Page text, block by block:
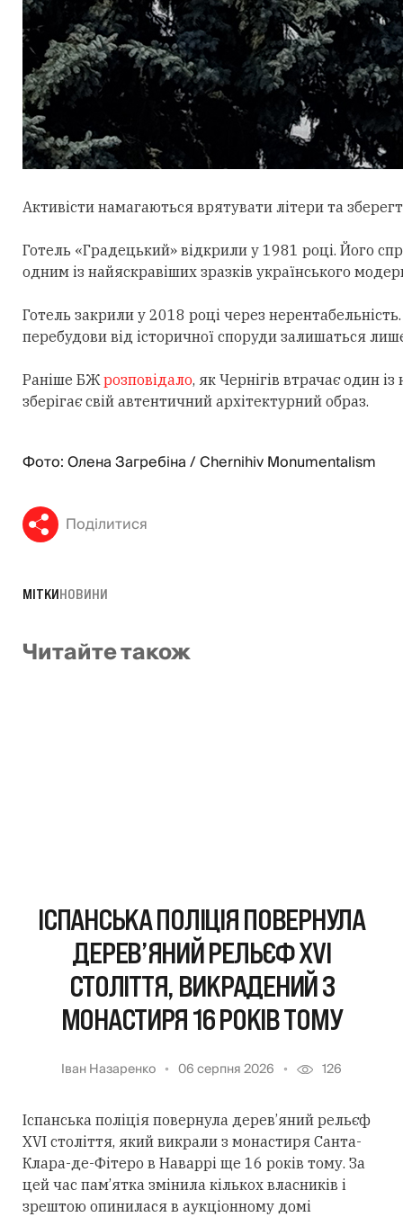
Активісти намагаються врятувати літери та
Готель «Градецький» відкрили у 1981 році. Його
одним із найяскравіших зразків українського
Готель закрили у 2018 році через
перебудови від історичної споруди залишаться
Раніше БЖ розповідало, як Чернігів втрачає один
зберігає свій автентичний архітектурний образ.
Фото: Олена Загребіна / Chernihiv Monumentalism
Поділитися
МІТКИНОВИНИ
Читайте також
ІСПАНСЬКА ПОЛІЦІЯ ПОВЕРНУЛА
ДЕРЕВ’ЯНИЙ РЕЛЬЄФ XVI
СТОЛІТТЯ, ВИКРАДЕНИЙ З
МОНАСТИРЯ 16 РОКІВ ТОМУ
Іван Назаренко 06 серпня 2026 126
Іспанська поліція повернула дерев’яний рельєф
XVI століття, який викрали з монастиря Санта-
Клара-де-Фітеро в Наваррі ще 16 років тому. За
цей час пам’ятка змінила кількох власників і
зрештою опинилася в аукціонному домі